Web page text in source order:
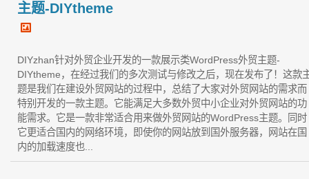
主题-DIYtheme
DIYzhan针对外贸企业开发的一款展示类WordPress外贸主题-
DIYtheme，在经过我们的多次测试与修改之后，现在发布了！这款
题是我们在建设外贸网站的过程中，总结了大家对外贸网站的需求而
特别开发的一款主题。它能满足大多数外贸中小企业对外贸网站的功
能需求。它是一款非常适合用来做外贸网站的WordPress主题。同时
它更适合国内的网络环境，即使你的网站放到国外服务器，网站在国
内的加载速度也...